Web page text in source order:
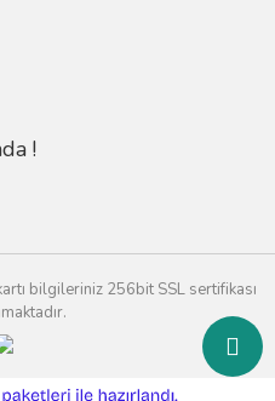
!
bilgileriniz 256bit SSL sertifikası
e-